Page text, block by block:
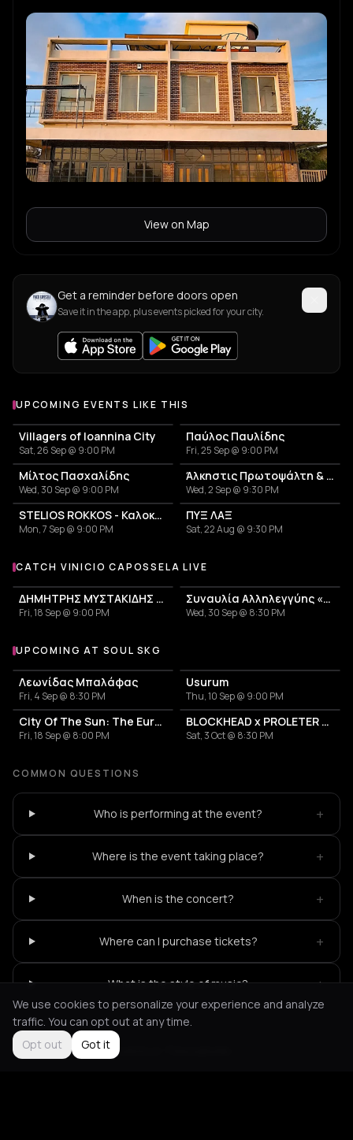
View on Map
Get a reminder before doors open
Save it in the app, plus events picked for your city.
UPCOMING EVENTS LIKE THIS
Villagers of Ioannina City
Sat, 26 Sep @ 9:00 PM
Παύλος Παυλίδης
Fri, 25 Sep @ 9:00 PM
Μίλτος Πασχαλίδης
Wed, 30 Sep @ 9:00 PM
Άλκηστις Πρωτοψάλτη & Νίκος Πορτοκάλογλου
Wed, 2 Sep @ 9:30 PM
STELIOS ROKKOS - Καλοκαίρι 2026
Mon, 7 Sep @ 9:00 PM
ΠΥΞ ΛΑΞ
Sat, 22 Aug @ 9:30 PM
More events with Vinicio Capossela
CATCH VINICIO CAPOSSELA LIVE
ΔΗΜΗΤΡΗΣ ΜΥΣΤΑΚΙΔΗΣ 30 ΧΡΟΝΙΑ ΜΗΤΣΟΣ
Fri, 18 Sep @ 9:00 PM
Συναυλία Αλληλεγγύης «Χωρίς Αποστάσεις»
Wed, 30 Sep @ 8:30 PM
More events at Soul SKG
UPCOMING AT SOUL SKG
Λεωνίδας Μπαλάφας
Fri, 4 Sep @ 8:30 PM
Usurum
Thu, 10 Sep @ 9:00 PM
City Of The Sun: The European Return Tour 2026
Fri, 18 Sep @ 8:00 PM
BLOCKHEAD x PROLETER x ARMS & SLEEPERS
Sat, 3 Oct @ 8:30 PM
COMMON QUESTIONS
Who is performing at the event? +
Where is the event taking place? +
When is the concert? +
Where can I purchase tickets? +
What is the style of music? +
Not feeling it? All events in Thessaloniki
We use cookies to personalize your experience and analyze
traffic. You can opt out at any time.
Opt out
Got it